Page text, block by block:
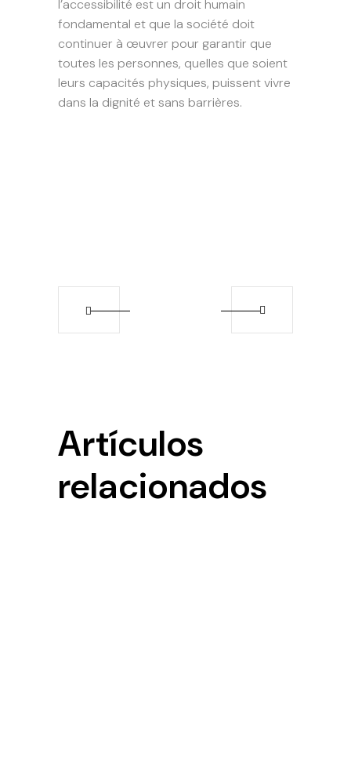
l’accessibilité est un droit humain
fondamental et que la société doit
continuer à œuvrer pour garantir que
toutes les personnes, quelles que soient
leurs capacités physiques, puissent vivre
dans la dignité et sans barrières.
Artículos
relacionados